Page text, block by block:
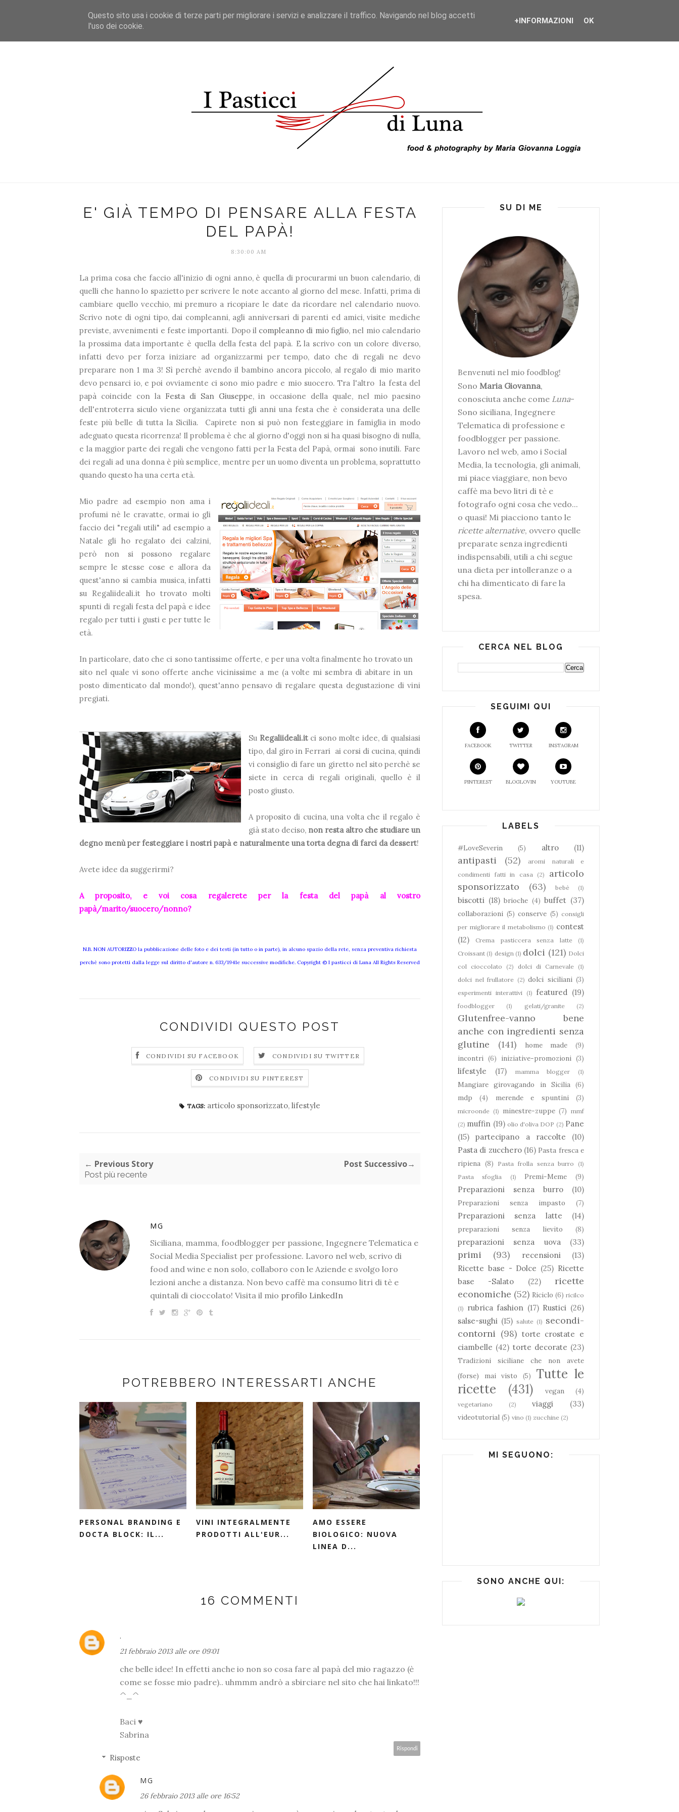
HOME CHI SONO
E' GIÀ TEMPO DI PENSARE ALLA FESTA
DEL PAPÀ!
8:30:00 AM
La prima cosa che faccio all'inizio di ogni anno, è quella di procurarmi un buon calendario, di
quelli che hanno lo spazietto per scrivere le note accanto al giorno del mese. Infatti, prima di
cambiare quello vecchio, mi premuro a ricopiare le date da ricordare nel calendario nuovo.
Scrivo note di ogni tipo, dai compleanni, agli anniversari di parenti ed amici, visite mediche
previste, avvenimenti e feste importanti. Dopo il compleanno di mio figlio, nel mio calendario
la prossima data importante è quella della festa del papà. E la scrivo con un colore diverso,
infatti devo per forza iniziare ad organizzarmi per tempo, dato che di regali ne devo
preparare non 1 ma 3! Sì perchè avendo il bambino ancora piccolo, al regalo di mio marito
devo pensarci io, e poi ovviamente ci sono mio padre e mio suocero. Tra l'altro la festa del
papà coincide con la Festa di San Giuseppe, in occasione della quale, nel mio paesino
dell'entroterra siculo viene organizzata tutti gli anni una festa che è considerata una delle
feste più belle di tutta la Sicilia. Capirete non si può non festeggiare in famiglia in modo
adeguato questa ricorrenza! Il problema è che al giorno d'oggi non si ha quasi bisogno di nulla,
e la maggior parte dei regali che vengono fatti per la Festa del Papà, ormai sono inutili. Fare
dei regali ad una donna è più semplice, mentre per un uomo diventa un problema, soprattutto
quando questo ha una certa età.
Mio padre ad esempio non ama i
profumi nè le cravatte, ormai io gli
faccio dei "regali utili" ad esempio a
Natale gli ho regalato dei calzini,
però non si possono regalare
sempre le stesse cose e allora da
quest'anno si cambia musica, infatti
su Regaliideali.it ho trovato molti
spunti di regali festa del papà e idee
regalo per tutti i gusti e per tutte le
età.
In particolare, dato che ci sono tantissime offerte, e per una volta finalmente ho trovato un
sito nel quale vi sono offerte anche vicinissime a me (a volte mi sembra di abitare in un
posto dimenticato dal mondo!), quest'anno pensavo di regalare questa degustazione di vini
pregiati.
Su Regaliideali.itci sono molte idee, di qualsiasi
tipo, dal giro in Ferrari ai corsi di cucina, quindi
vi consiglio di fare un giretto nel sito perchè se
siete in cerca di regali originali, quello è il
posto giusto.
A proposito di cucina, una volta che il regalo è
già stato deciso, non resta altro che studiare un
degno menù per festeggiare i nostri papà e naturalmente una torta degna di farci da dessert!
Avete idee da suggerirmi?
A proposito, e voi cosa regalerete per la festa del papà al vostro
papà/marito/suocero/nonno?
N.B. NON AUTORIZZO la pubblicazione delle foto e dei testi (in tutto o in parte), in alcuno spazio della rete, senza preventiva richiesta
perchè sono protetti dalla legge sul diritto d'autore n. 633/1941e successive modifiche. Copyright © I pasticci di Luna All Rights Reserved
CONDIVIDI QUESTO POST
CONDIVIDI SU FACEBOOK CONDIVIDI SU TWITTER
CONDIVIDI SU PINTEREST
TAGS: articolo sponsorizzato, lifestyle
← Previous Story
Post più recente
Post Successivo→
MG
Siciliana, mamma, foodblogger per passione, Ingegnere Telematica e
Social Media Specialist per professione. Lavoro nel web, scrivo di
food and wine e non solo, collaboro con le Aziende e svolgo loro
lezioni anche a distanza. Non bevo caffè ma consumo litri di tè e
quintali di cioccolato! Visita il mio profilo LinkedIn
POTREBBERO INTERESSARTI ANCHE
PERSONAL BRANDING E
DOCTA BLOCK: IL...
VINI INTEGRALMENTE
PRODOTTI ALL'EUR...
AMO ESSERE
BIOLOGICO: NUOVA
LINEA D...
16 COMMENTI
.
21 febbraio 2013 alle ore 09:01
che belle idee! In effetti anche io non so cosa fare al papà del mio ragazzo (è
come se fosse mio padre).. uhmmm andrò a sbirciare nel sito che hai linkato!!!
^_^
Baci ♥
Sabrina
Rispondi
Risposte
MG
26 febbraio 2013 alle ore 16:52
SU DI ME
Benvenuti nel mio foodblog!
Sono Maria Giovanna,
conosciuta anche come Luna-
Sono siciliana, Ingegnere
Telematica di professione e
foodblogger per passione.
Lavoro nel web, amo i Social
Media, la tecnologia, gli animali,
mi piace viaggiare, non bevo
caffè ma bevo litri di tè e
fotografo ogni cosa che vedo...
o quasi! Mi piacciono tanto le
ricette alternative, ovvero quelle
preparate senza ingredienti
indispensabili, utili a chi segue
una dieta per intolleranze o a
chi ha dimenticato di fare la
spesa.
CERCA NEL BLOG
SEGUIMI QUI
FACEBOOK TWITTER INSTAGRAM
PINTEREST BLOGLOVIN YOUTUBE
LABELS
#LoveSeverin (5) altro (11)
antipasti (52)
aromi naturali e
condimenti fatti in casa
(2)
articolo
sponsorizzato
(63) bebè (1)
biscotti (18) brioche (4) buffet (37)
collaborazioni (5) conserve (5) consigli
per migliorare il metabolismo (1) contest
(12)
Crema pasticcera senza latte
(1)
Croissant (1) design (1) dolci (121) Dolci
col cioccolato
(2) dolci di Carnevale
(1)
dolci nel frullatore (2) dolci siciliani (3)
esperimenti interattivi (1) featured (19)
foodblogger (1) gelati/granite (2)
Glutenfree-vanno bene
anche con ingredienti senza
glutine
(141) home made
(9)
incontri (6) iniziative-promozioni (3)
lifestyle (17) mamma blogger (1)
Mangiare girovagando in Sicilia (6)
mdp
(4) merende e spuntini (3)
microonde (1) minestre-zuppe (7) mmf
(2) muffin (19) olio d'oliva DOP (2) Pane
(15)
partecipano a raccolte
(10)
Pasta di zucchero (16) Pasta fresca e
ripiena (8) Pasta frolla senza burro
(1)
Pasta sfoglia
(1) Premi-Meme (9)
Preparazioni senza burro (10)
Preparazioni senza impasto (7)
Preparazioni senza latte (14)
preparazioni senza lievito (8)
preparazioni senza uova (33)
primi (93) recensioni
(13)
Ricette base - Dolce (25) Ricette
base -Salato
(22)
ricette
economiche (52) Riciclo (6) ricilco
(1) rubrica fashion (17) Rustici (26)
salse-sughi (15) salute (1) secondi-
contorni (98) torte crostate e
ciambelle (42) torte decorate (23)
Tradizioni siciliane che non avete
(forse) mai visto
(5)
Tutte le
ricette
(431) vegan (4)
vegetariano (2) viaggi (33)
videotutorial (5) vino (1) zucchine (2)
MI SEGUONO:
SONO ANCHE QUI:
Questo sito usa i cookie di terze parti per migliorare i servizi e analizzare il traffico. Navigando nel blog accetti
l'uso dei cookie.
+INFORMAZIONI OK